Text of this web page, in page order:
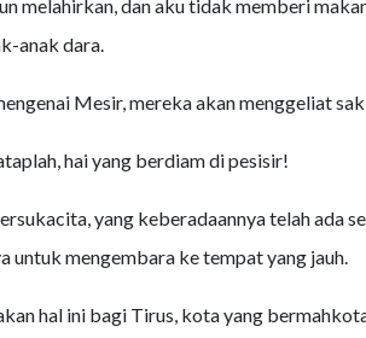
melahirkan, dan aku tidak memberi
anak dara.
Mesir, mereka akan menggeliat
hai yang berdiam di pesisir!
yang keberadaannya telah ada
untuk mengembara ke tempat yang jauh.
hal ini bagi Tirus, kota yang